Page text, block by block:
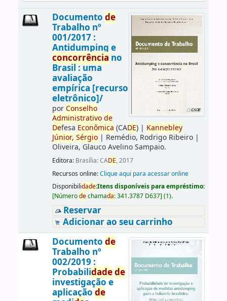
Documento de
Trabalho nº
001/2017 :
Antidumping e
concorrência no
Brasil : uma
avaliação
empírica [recurso
eletrônico]/
porConselho
Administrativo de
Defesa Econômica (CADE)| Kannebley
Júnior, Sérgio| Remédio, Rodrigo Ribeiro|
Oliveira, Glauco Avelino Sampaio.
Editora: Brasília: CADE, 2017
Recursos online:Clique aqui para acessar online
Disponibilidade:Itens disponíveis para empréstimo:
[Númerodechamada:341.3787 D637] (1).
Reservar
Adicionar ao seu carrinho
Documento de
Trabalho nº
002/2019 :
Probabilidadede
investigação e
aplicação de